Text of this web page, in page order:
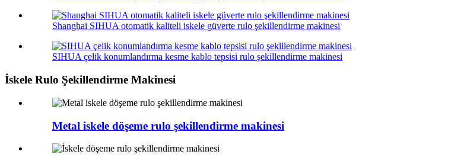
Shanghai SIHUA otomatik kaliteli iskele güverte rulo şekillendirme makinesi
SIHUA çelik konumlandırma kesme kablo tepsisi rulo şekillendirme makinesi
İskele Rulo Şekillendirme Makinesi
Metal iskele döşeme rulo şekillendirme makinesi